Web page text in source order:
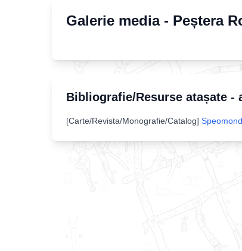
Galerie media - Peștera
Bibliografie/Resurse atașate
[Carte/Revista/Monografie/Catalog]